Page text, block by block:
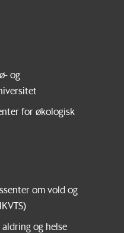
og
for økologisk
om vold og
og helse